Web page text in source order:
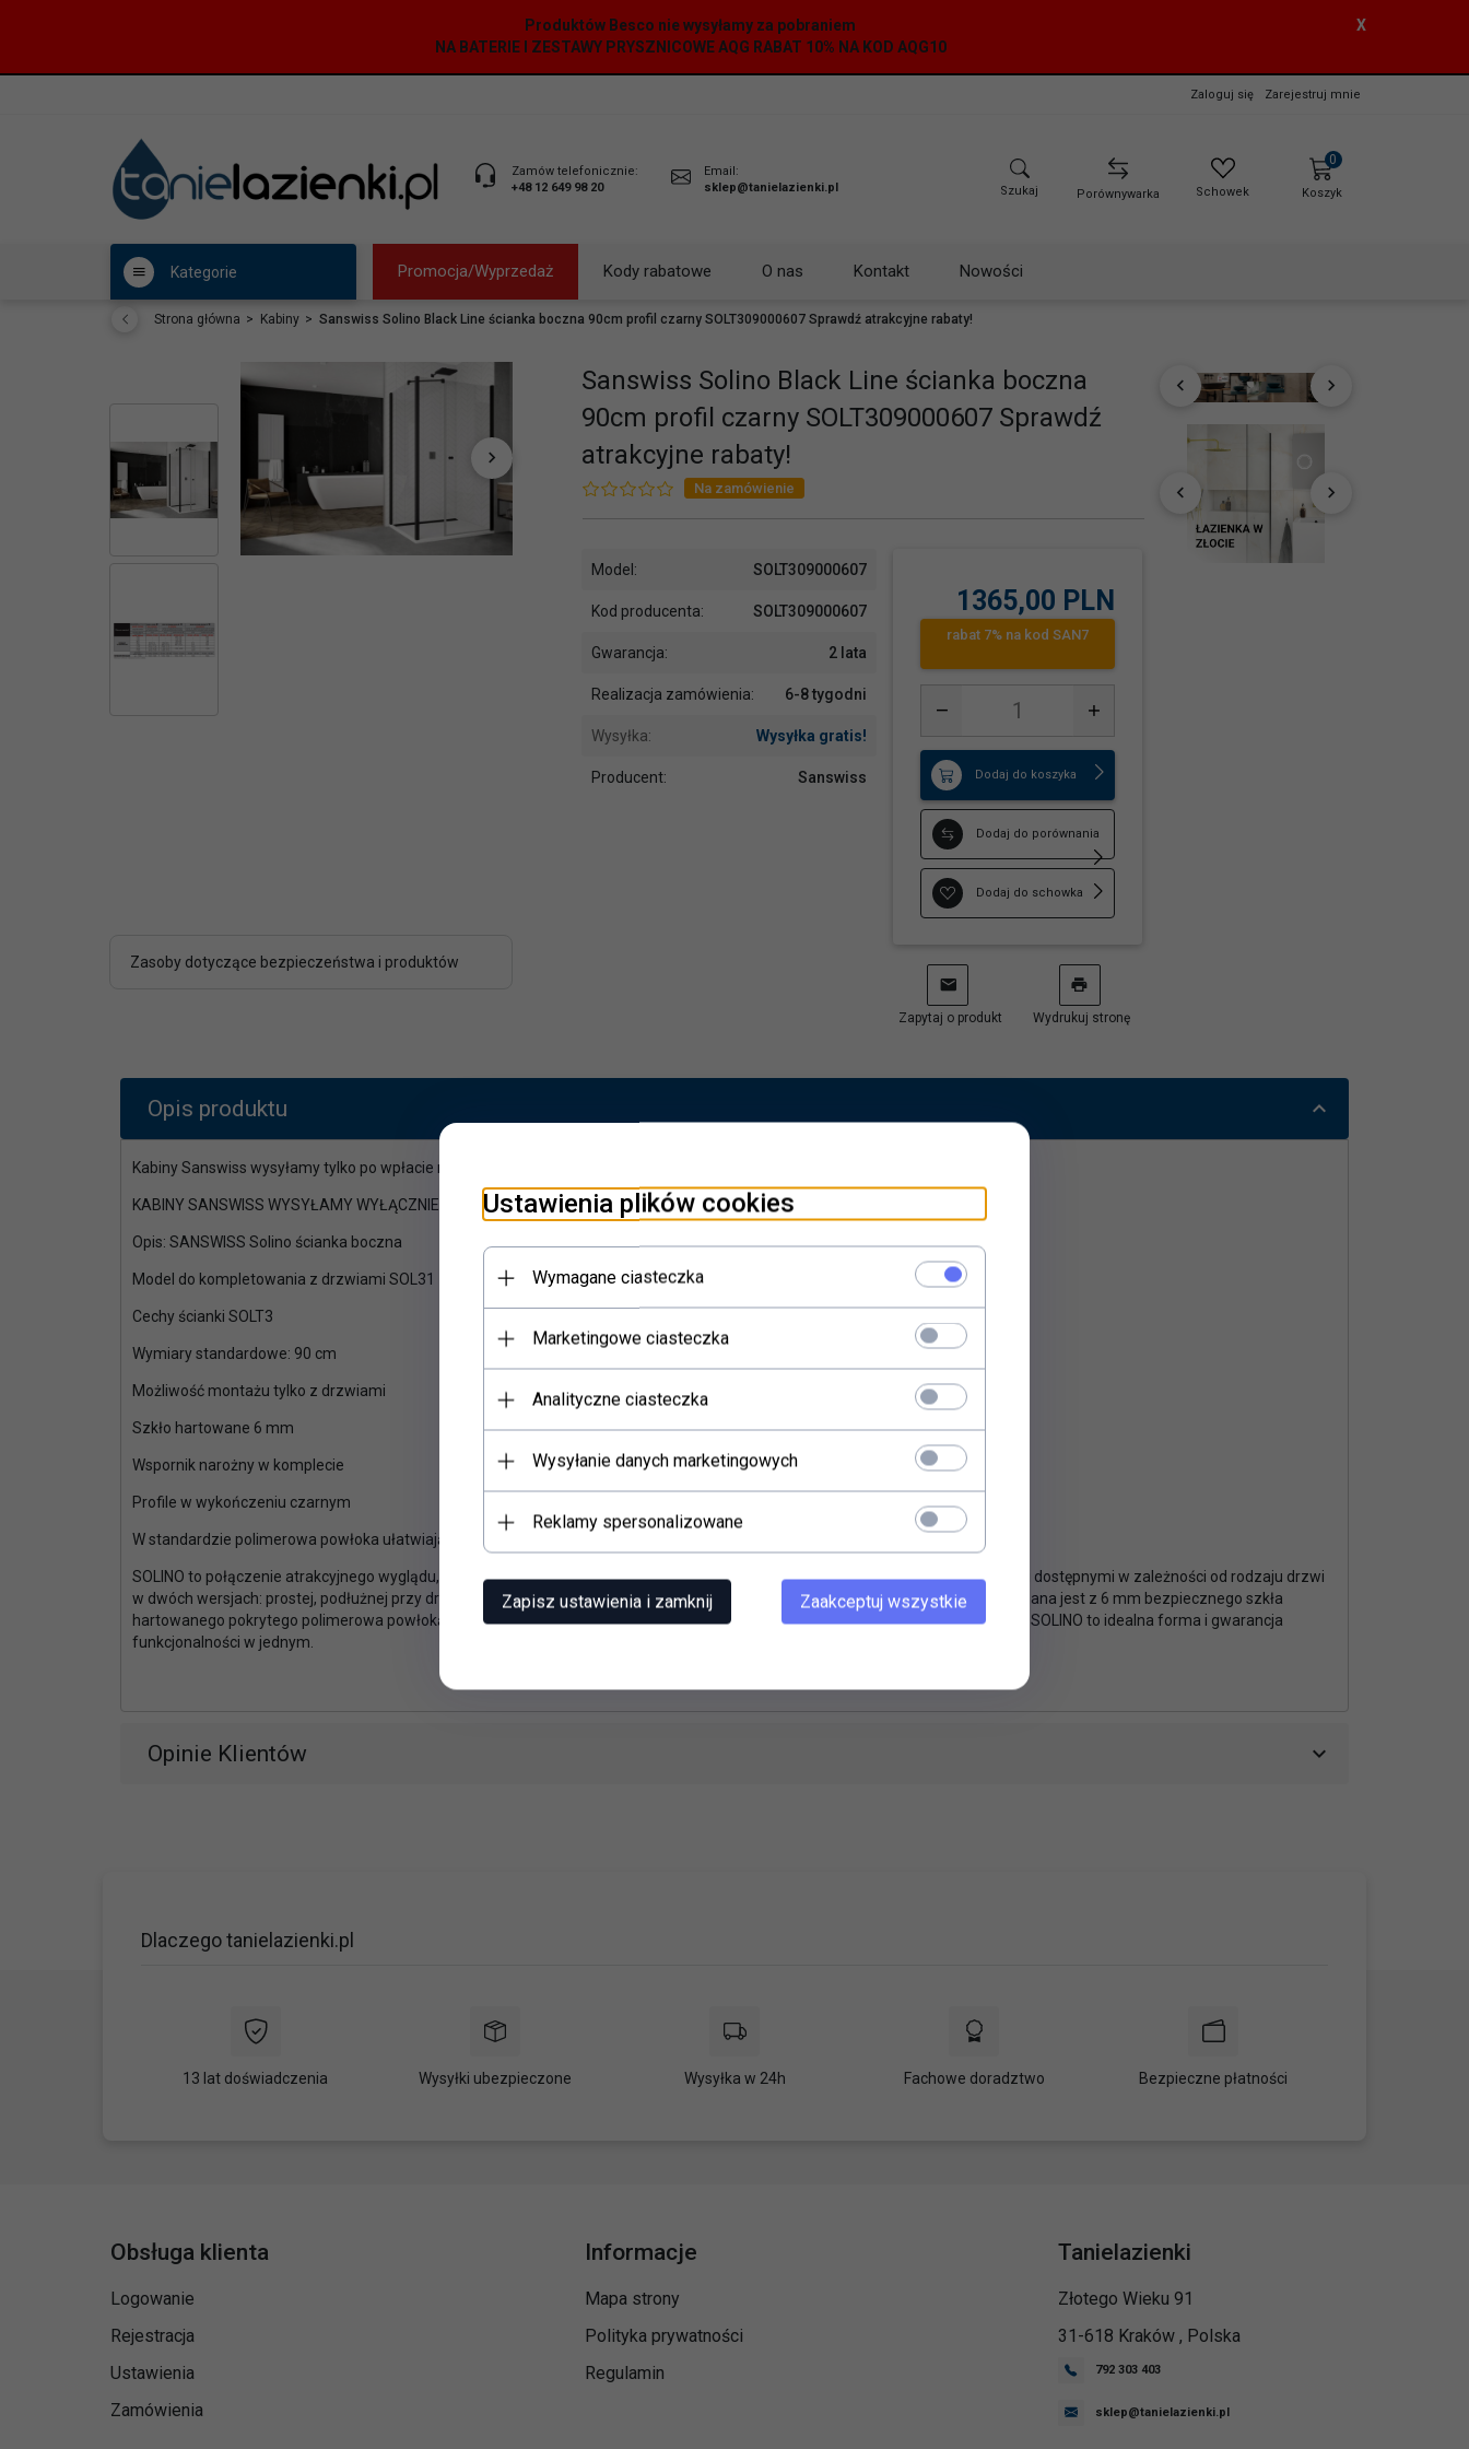
Produktów Besco nie wysyłamy za pobraniem
NA BATERIE I ZESTAWY PRYSZNICOWE AQG RABAT 10% NA KOD AQG10
X
Zaloguj się Zarejestruj mnie
Zamów telefonicznie:
+48 12 649 98 20
Email:
sklep@tanielazienki.pl
Szukaj Porównywarka Schowek
0
Koszyk
Kategorie Promocja/Wyprzedaż Kody rabatowe O nas Kontakt Nowości
Strona główna Kabiny Sanswiss Solino Black Line ścianka boczna 90cm profil czarny SOLT309000607 Sprawdź atrakcyjne rabaty!
Zasoby dotyczące bezpieczeństwa i produktów
Sanswiss Solino Black Line ścianka boczna
90cm profil czarny SOLT309000607 Sprawdź
atrakcyjne rabaty!
Na zamówienie
Model: SOLT309000607
Kod producenta: SOLT309000607
Gwarancja: 2 lata
Realizacja zamówienia: 6-8 tygodni
Wysyłka: Wysyłka gratis!
Producent: Sanswiss
1365,00 PLN
rabat 7% na kod SAN7
Dodaj do koszyka
Dodaj do porównania
Dodaj do schowka
Zapytaj o produkt Wydrukuj stronę
Opis produktu
Kabiny Sanswiss wysyłamy tylko po wpłacie na konto
KABINY SANSWISS WYSYŁAMY WYŁĄCZNIE PO PRZEDPŁACIE!
Opis: SANSWISS Solino ścianka boczna
Model do kompletowania z drzwiami SOL31
Cechy ścianki SOLT3
Wymiary standardowe: 90 cm
Możliwość montażu tylko z drzwiami
Szkło hartowane 6 mm
Wspornik narożny w komplecie
Profile w wykończeniu czarnym
W standardzie polimerowa powłoka ułatwiająca czyszczenie AQUAPERLE.
SOLINO to połączenie atrakcyjnego wyglądu, prostej formy i funkcjonalności. Wykończona eleganckimi, chromowanymi uchwytami dostępnymi w zależności od rodzaju drzwi
w dwóch wersjach: prostej, podłużnej przy drzwiach składanych oraz okrągłej przy modelach z drzwiami otwieranymi. Seria wykonana jest z 6 mm bezpiecznego szkła
hartowanego pokrytego polimerowa powłoką AQUAPERLE ułatwiającą czyszczenie i zapobiegającą osadzaniu się kamienia. Seria SOLINO to idealna forma i gwarancja
funkcjonalności w jednym.
Opinie Klientów
Dlaczego tanielazienki.pl
13 lat doświadczenia Wysyłki ubezpieczone Wysyłka w 24h Fachowe doradztwo Bezpieczne płatności
Obsługa klienta
Logowanie
Rejestracja
Ustawienia
Zamówienia
Informacje
Mapa strony
Polityka prywatności
Regulamin
Tanielazienki
Złotego Wieku 91
31-618 Kraków , Polska
792 303 403
sklep@tanielazienki.pl
Ustawienia plików cookies
Wymagane ciasteczka
Marketingowe ciasteczka
Analityczne ciasteczka
Wysyłanie danych marketingowych
Reklamy spersonalizowane
Zapisz ustawienia i zamknij Zaakceptuj wszystkie